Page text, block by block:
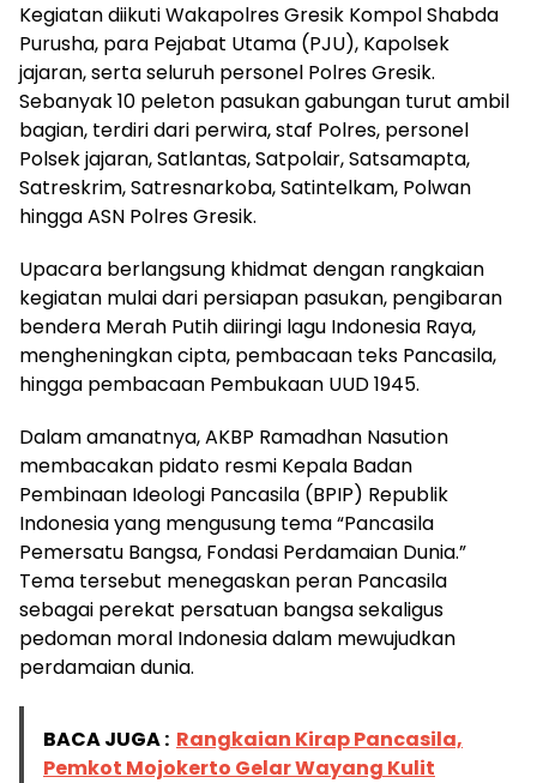
Kegiatan diikuti Wakapolres Gresik Kompol Shabda
Purusha, para Pejabat Utama (PJU), Kapolsek
jajaran, serta seluruh personel Polres Gresik.
Sebanyak 10 peleton pasukan gabungan turut ambil
bagian, terdiri dari perwira, staf Polres, personel
Polsek jajaran, Satlantas, Satpolair, Satsamapta,
Satreskrim, Satresnarkoba, Satintelkam, Polwan
hingga ASN Polres Gresik.
Upacara berlangsung khidmat dengan rangkaian
kegiatan mulai dari persiapan pasukan, pengibaran
bendera Merah Putih diiringi lagu Indonesia Raya,
mengheningkan cipta, pembacaan teks Pancasila,
hingga pembacaan Pembukaan UUD 1945.
Dalam amanatnya, AKBP Ramadhan Nasution
membacakan pidato resmi Kepala Badan
Pembinaan Ideologi Pancasila (BPIP) Republik
Indonesia yang mengusung tema “Pancasila
Pemersatu Bangsa, Fondasi Perdamaian Dunia.”
Tema tersebut menegaskan peran Pancasila
sebagai perekat persatuan bangsa sekaligus
pedoman moral Indonesia dalam mewujudkan
perdamaian dunia.
BACA JUGA : Rangkaian Kirap Pancasila,
Pemkot Mojokerto Gelar Wayang Kulit